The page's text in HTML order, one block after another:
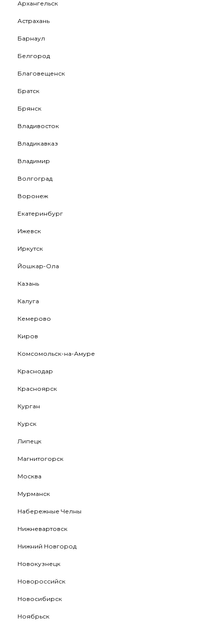
Архангельск
Астрахань
Барнаул
Белгород
Благовещенск
Братск
Брянск
Владивосток
Владикавказ
Владимир
Волгоград
Воронеж
Екатеринбург
Ижевск
Иркутск
Йошкар-Ола
Казань
Калуга
Кемерово
Киров
Комсомольск-на-Амуре
Краснодар
Красноярск
Курган
Курск
Липецк
Магнитогорск
Москва
Мурманск
Набережные Челны
Нижневартовск
Нижний Новгород
Новокузнецк
Новороссийск
Новосибирск
Ноябрьск